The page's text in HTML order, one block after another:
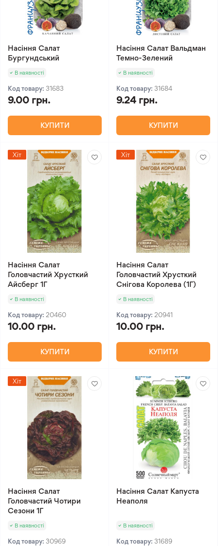
Насіння Салат
Бургундський
В наявності
Код товару: 31683
9.00 грн.
КУПИТИ
Насіння Салат Вальдман
Темно-Зелений
В наявності
Код товару: 31684
9.24 грн.
КУПИТИ
Хіт
Насіння Салат
Головчастий Хрусткий
Айсберг 1Г
В наявності
Код товару: 20460
10.00 грн.
КУПИТИ
Хіт
Насіння Салат
Головчастий Хрусткий
Снігова Королева (1Г)
В наявності
Код товару: 20941
10.00 грн.
КУПИТИ
Хіт
Насіння Салат
Головчастий Чотири
Сезони 1Г
В наявності
Код товару: 30969
Насіння Салат Капуста
Неаполя
В наявності
Код товару: 31689